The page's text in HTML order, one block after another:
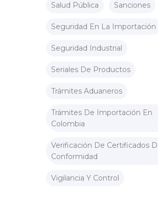
Salud Pública Sanciones
Seguridad En La Importación
Seguridad Industrial
Seriales De Productos
Trámites Aduaneros
Trámites De Importación En
Colombia
Verificación De Certificados
Conformidad
Vigilancia Y Control